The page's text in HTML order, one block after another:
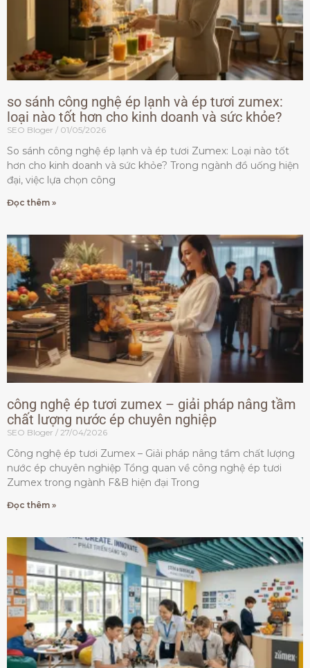
so sánh công nghệ ép lạnh và ép tươi zumex:
loại nào tốt hơn cho kinh doanh và sức khỏe?
SEO Bloger 01/05/2026
So sánh công nghệ ép lạnh và ép tươi Zumex: Loại nào tốt
hơn cho kinh doanh và sức khỏe? Trong ngành đồ uống hiện
đại, việc lựa chọn công
Đọc thêm »
công nghệ ép tươi zumex – giải pháp nâng tầm
chất lượng nước ép chuyên nghiệp
SEO Bloger 27/04/2026
Công nghệ ép tươi Zumex – Giải pháp nâng tầm chất lượng
nước ép chuyên nghiệp Tổng quan về công nghệ ép tươi
Zumex trong ngành F&B hiện đại Trong
Đọc thêm »